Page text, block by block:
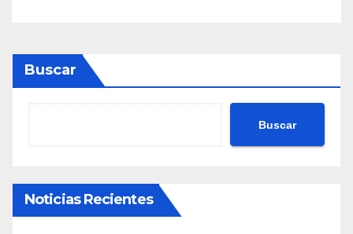
Buscar
Buscar
Noticias Recientes